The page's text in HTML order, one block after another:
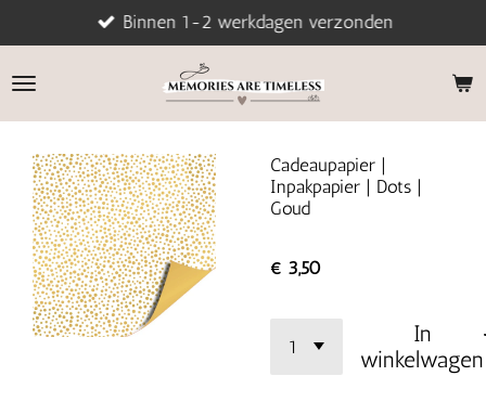
direct
naar
Binnen 1-2 werkdagen verzonden
Cadeaupapier |
Inpakpapier | Dots |
Goud
€ 3,50
In
winkelwagen